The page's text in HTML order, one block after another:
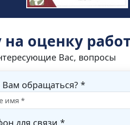
на оценку
Вас, вопросы
Вам обращаться? *
для связи *